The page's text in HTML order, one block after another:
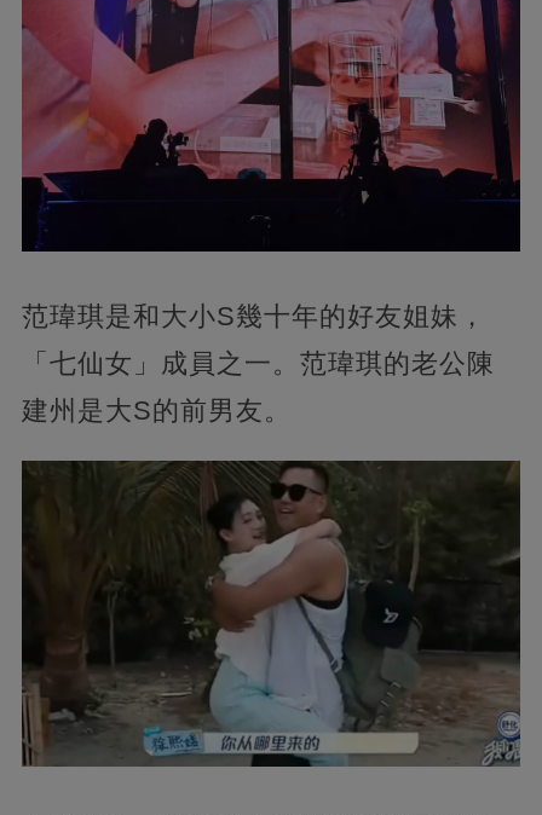
范瑋琪是和大小S幾十年的好友姐妹，
「七仙女」成員之一。范瑋琪的老公陳
建州是大S的前男友。